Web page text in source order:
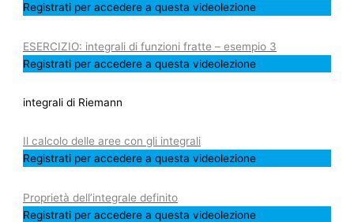
Registrati per accedere a questa videolezione
ESERCIZIO: integrali di funzioni fratte – esempio 3
Registrati per accedere a questa videolezione
integrali di Riemann
Il calcolo delle aree con gli integrali
Registrati per accedere a questa videolezione
Proprietà dell’integrale definito
Registrati per accedere a questa videolezione